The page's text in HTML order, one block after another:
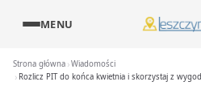
MENU
Strona główna Wiadomości
Rozlicz PIT do końca kwietnia i skorzystaj z